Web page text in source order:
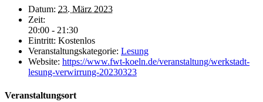
Datum: 23. März 2023
Zeit:
20:00 - 21:30
Eintritt: Kostenlos
Veranstaltungskategorie: Lesung
Website: https://www.fwt-koeln.de/veranstaltung/werkstadt-
lesung-verwirrung-20230323
Veranstaltungsort